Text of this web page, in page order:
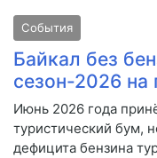
События
Байкал без
сезон-2026 на
Июнь 2026 года
туристический бум,
дефицита бензина